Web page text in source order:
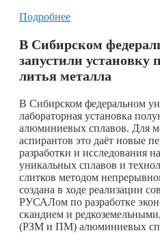
Подробнее
В Сибирском
запустили установку
литья металла
В Сибирском федеральном
лабораторная установка
алюминиевых сплавов. Для
аспирантов это даёт новые
разработки и исследования
уникальных сплавов и
слитков методом
создана в ходе реализации
РУСАЛом по разработке
скандием и
(РЗМ и ПМ) алюминиевых